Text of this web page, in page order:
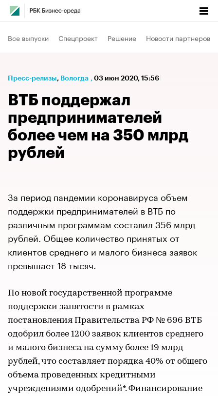
Все выпуски Спецпроект Решение Новости партнеров
Пресс-релизы⁠, Вологда , 03 июн 2020, 15:56
ВТБ поддержал
предпринимателей
более чем на 350 млрд
рублей
За период пандемии коронавируса объем
поддержки предпринимателей в ВТБ по
различным программам составил 356 млрд
рублей. Общее количество принятых от
клиентов среднего и малого бизнеса заявок
превышает 18 тысяч.
По новой государственной программе
поддержки занятости в рамках
постановления Правительства РФ № 696 ВТБ
одобрил более 1200 заявок клиентов среднего
и малого бизнеса на сумму более 19 млрд
рублей, что составляет порядка 40% от общего
объема проведенных кредитными
учреждениями одобрений*. Финансирование